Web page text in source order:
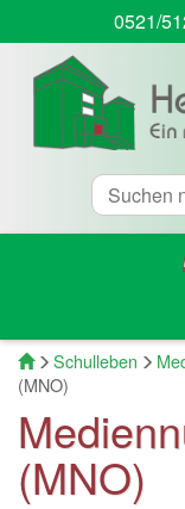
0521/
Suche
Startseite
Schulleben
(MNO)
(MNO)